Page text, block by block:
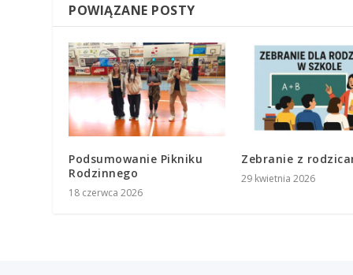
POWIĄZANE POSTY
Podsumowanie Pikniku
Rodzinnego
18 czerwca 2026
Zebranie z
29 kwietnia 2026